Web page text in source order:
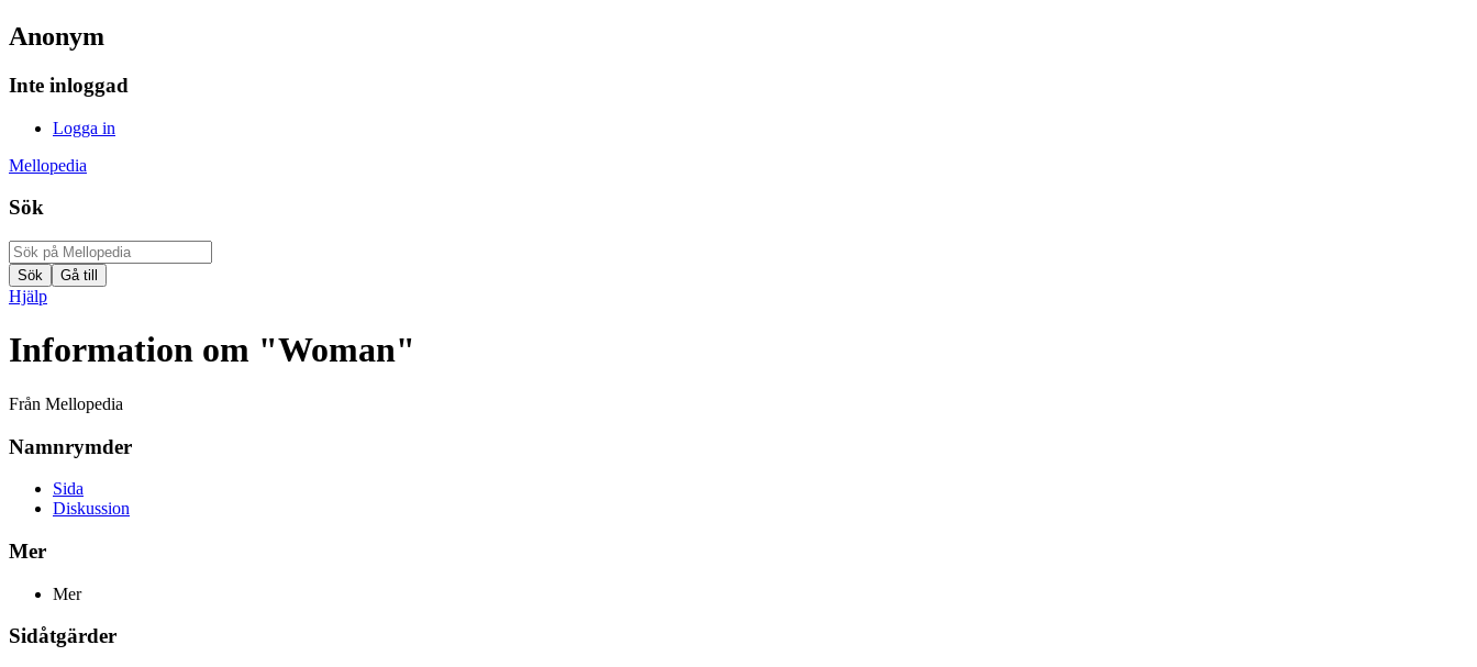
Anonym
Inte inloggad
Logga in
Mellopedia
Sök
Hjälp
Information om "Woman"
Från Mellopedia
Namnrymder
Sida
Diskussion
Mer
Mer
Sidåtgärder